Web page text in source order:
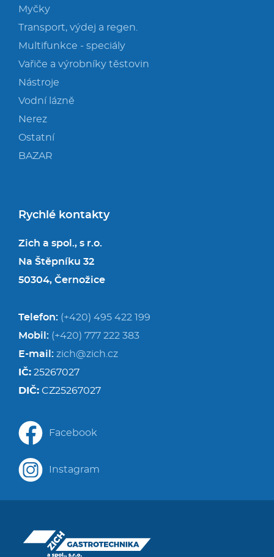
Myčky
Transport, výdej a regen.
Multifunkce - speciály
Vařiče a výrobníky těstovin
Nástroje
Vodní lázně
Nerez
Ostatní
BAZAR
Rychlé kontakty
Zich a spol., s r.o.
Na Štěpníku 32
50304, Černožice
Telefon: (+420) 495 422 199
Mobil: (+420) 777 222 383
E-mail: zich@zich.cz
IČ: 25267027
DIČ: CZ25267027
Facebook
Instagram